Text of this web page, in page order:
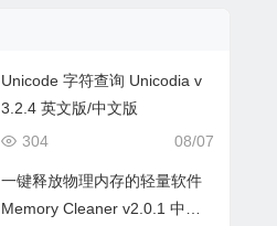
Unicode 字符查询 Unicodia v
3.2.4 英文版/中文版
08/07
304
一键释放物理内存的轻量软件
Memory Cleaner v2.0.1 中文